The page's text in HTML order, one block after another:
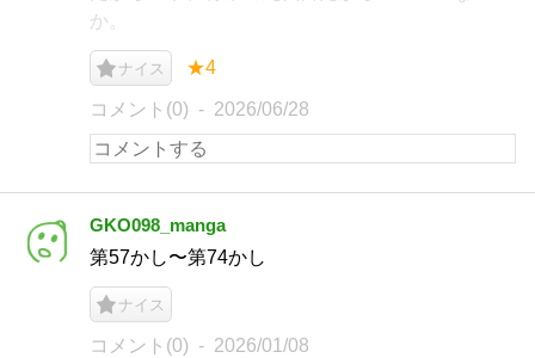
か。
ナイス ★4
コメント(0) 2026/06/28
GKO098_manga
第57かし〜第74かし
ナイス
コメント(0) 2026/01/08